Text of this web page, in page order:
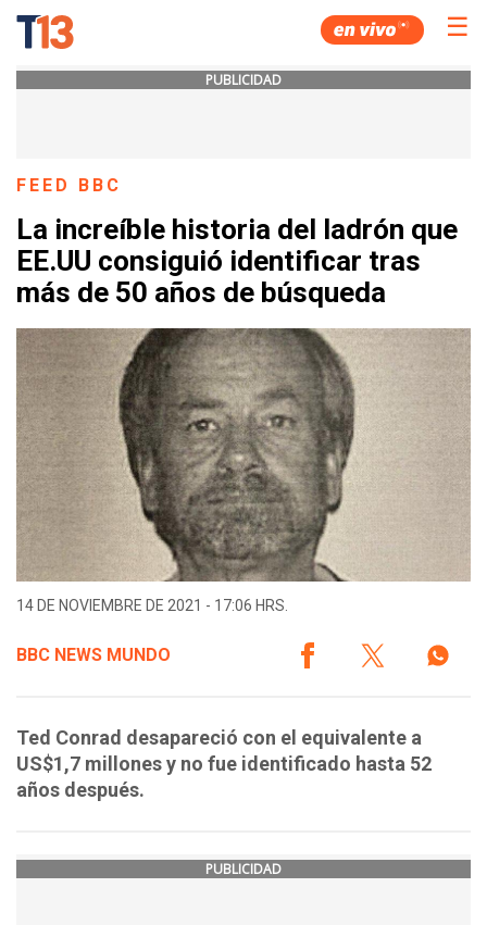
☰
PUBLICIDAD
FEED BBC
La increíble historia del ladrón que
EE.UU consiguió identificar tras
más de 50 años de búsqueda
14 DE NOVIEMBRE DE 2021 - 17:06 HRS.
BBC NEWS MUNDO
Ted Conrad desapareció con el equivalente a
US$1,7 millones y no fue identificado hasta 52
años después.
PUBLICIDAD